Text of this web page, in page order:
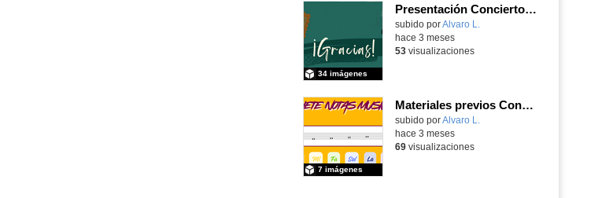
Presentación Concierto Didáctico
Contenido educativo.
subido porAlvaro L.
34 imágenes
hace 3 meses
53visualizaciones
Materiales previos Concierto didáctico
Contenido educativo.
subido porAlvaro L.
7 imágenes
hace 3 meses
69visualizaciones